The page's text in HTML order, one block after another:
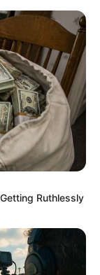
That Don't
Ruthlessly